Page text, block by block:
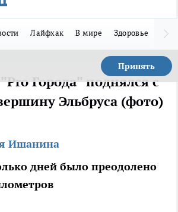
Лайфхак В мире Здоровье
Принять
Города" поднялся с
Эльбруса (фото)
Ишанина
дней было преодолено